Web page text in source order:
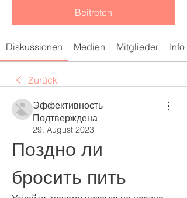
Beitreten
Diskussionen Medien Mitglieder Info
Zurück
Эффективность
Подтверждена
29. August 2023
Поздно ли
бросить пить